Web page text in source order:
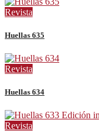
Revista
Huellas 635
Revista
Huellas 634
Revista